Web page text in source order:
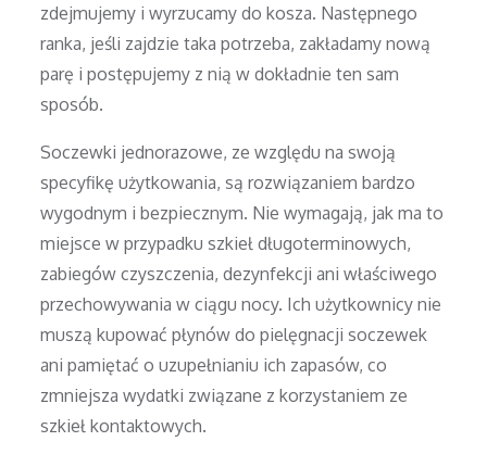
zdejmujemy i wyrzucamy do kosza. Następnego
ranka, jeśli zajdzie taka potrzeba, zakładamy nową
parę i postępujemy z nią w dokładnie ten sam
sposób.
Soczewki jednorazowe, ze względu na swoją
specyfikę użytkowania, są rozwiązaniem bardzo
wygodnym i bezpiecznym. Nie wymagają, jak ma to
miejsce w przypadku szkieł długoterminowych,
zabiegów czyszczenia, dezynfekcji ani właściwego
przechowywania w ciągu nocy. Ich użytkownicy nie
muszą kupować płynów do pielęgnacji soczewek
ani pamiętać o uzupełnianiu ich zapasów, co
zmniejsza wydatki związane z korzystaniem ze
szkieł kontaktowych.